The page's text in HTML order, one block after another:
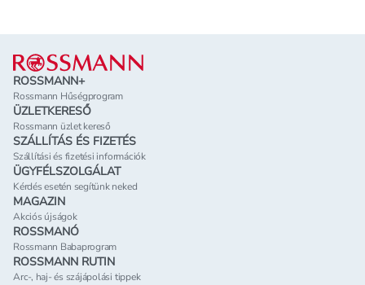
Lábléc
ROSSMANN+
Rossmann Hűségprogram
ÜZLETKERESŐ
Rossmann üzlet kereső
SZÁLLÍTÁS ÉS FIZETÉS
Szállítási és fizetési információk
ÜGYFÉLSZOLGÁLAT
Kérdés esetén segítünk neked
MAGAZIN
Akciós újságok
ROSSMANÓ
Rossmann Babaprogram
ROSSMANN RUTIN
Arc-, haj- és szájápolási tippek